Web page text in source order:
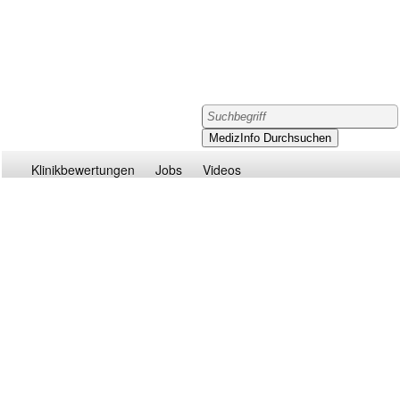
Klinikbewertungen Jobs Videos